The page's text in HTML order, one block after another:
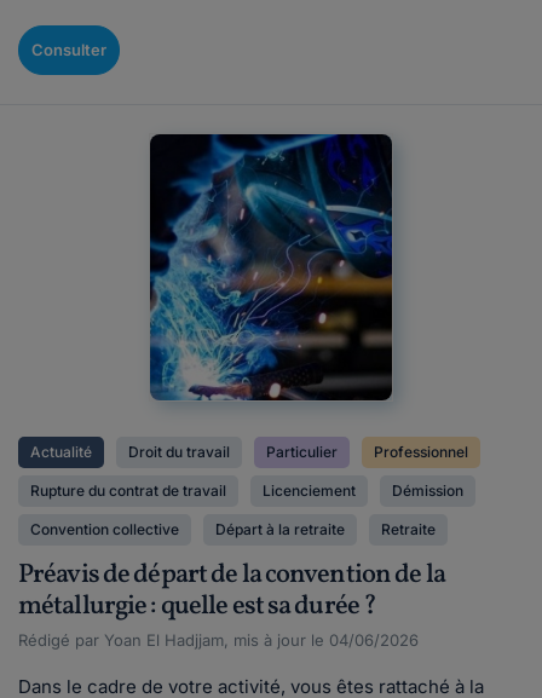
Consulter
Actualité Droit du travail Particulier Professionnel
Rupture du contrat de travail Licenciement Démission
Convention collective Départ à la retraite Retraite
Préavis de départ de la convention de la
métallurgie : quelle est sa durée ?
Rédigé par Yoan El Hadjjam, mis à jour le 04/06/2026
Dans le cadre de votre activité, vous êtes rattaché à la